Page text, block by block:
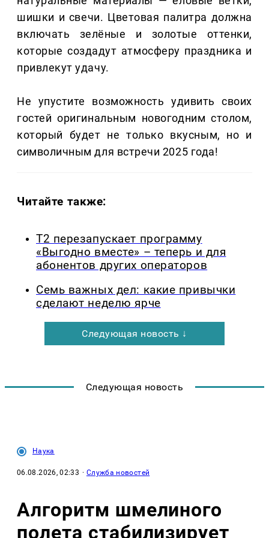
шишки и свечи. Цветовая палитра должна
включать зелёные и золотые оттенки,
которые создадут атмосферу праздника и
привлекут удачу.
Не упустите возможность удивить своих
гостей оригинальным новогодним столом,
который будет не только вкусным, но и
символичным для встречи 2025 года!
Читайте также:
Т2 перезапускает программу
«Выгодно вместе» – теперь и для
абонентов других операторов
Семь важных дел: какие привычки
сделают неделю ярче
Следующая новость ↓
Следующая новость
Наука
06.08.2026, 02:33 · Служба новостей
Алгоритм шмелиного
полета стабилизирует